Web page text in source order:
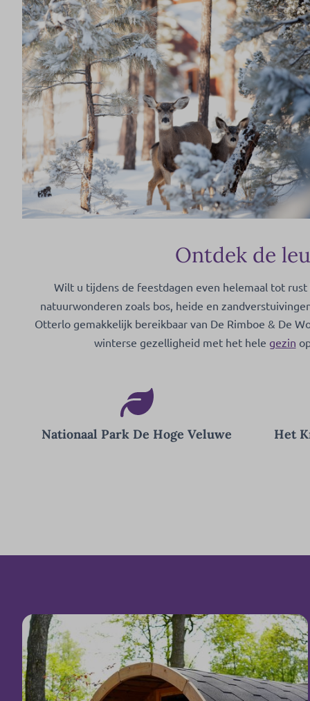
Ontdek de
Wilt u tijdens de feestdagen even helemaal tot
natuurwonderen zoals bos, heide en
Otterlo gemakkelijk bereikbaar van De Rimboe & De
winterse gezelligheid met het hele gezin
Nationaal Park De Hoge Veluwe Het